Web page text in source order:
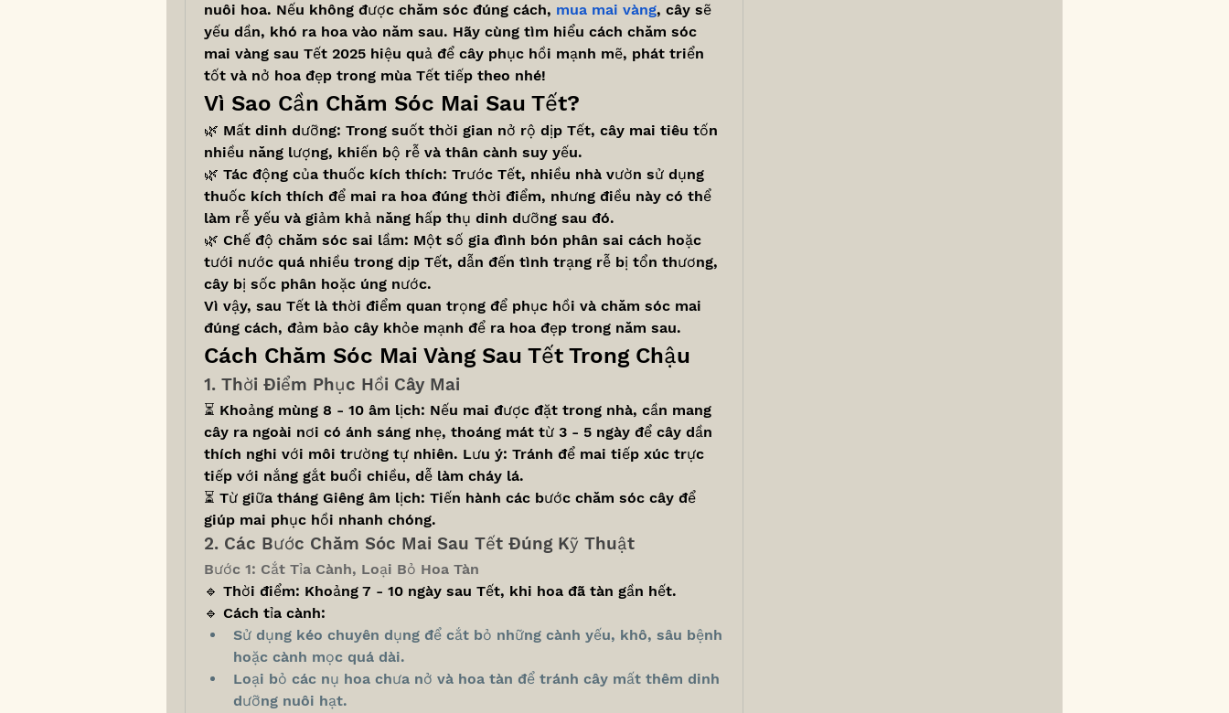
nuôi hoa. Nếu không được chăm sóc đúng cách, mua mai vàng, cây sẽ
yếu dần, khó ra hoa vào năm sau. Hãy cùng tìm hiểu cách chăm sóc
mai vàng sau Tết 2025 hiệu quả để cây phục hồi mạnh mẽ, phát triển
tốt và nở hoa đẹp trong mùa Tết tiếp theo nhé!
Vì Sao Cần Chăm Sóc Mai Sau Tết?
🌿 Mất dinh dưỡng: Trong suốt thời gian nở rộ dịp Tết, cây mai tiêu tốn
nhiều năng lượng, khiến bộ rễ và thân cành suy yếu.
🌿 Tác động của thuốc kích thích: Trước Tết, nhiều nhà vườn sử dụng
thuốc kích thích để mai ra hoa đúng thời điểm, nhưng điều này có thể
làm rễ yếu và giảm khả năng hấp thụ dinh dưỡng sau đó.
🌿 Chế độ chăm sóc sai lầm: Một số gia đình bón phân sai cách hoặc
tưới nước quá nhiều trong dịp Tết, dẫn đến tình trạng rễ bị tổn thương,
cây bị sốc phân hoặc úng nước.
Vì vậy, sau Tết là thời điểm quan trọng để phục hồi và chăm sóc mai
đúng cách, đảm bảo cây khỏe mạnh để ra hoa đẹp trong năm sau.
Cách Chăm Sóc Mai Vàng Sau Tết Trong Chậu
1. Thời Điểm Phục Hồi Cây Mai
⏳ Khoảng mùng 8 - 10 âm lịch: Nếu mai được đặt trong nhà, cần mang
cây ra ngoài nơi có ánh sáng nhẹ, thoáng mát từ 3 - 5 ngày để cây dần
thích nghi với môi trường tự nhiên. Lưu ý: Tránh để mai tiếp xúc trực
tiếp với nắng gắt buổi chiều, dễ làm cháy lá.
⏳ Từ giữa tháng Giêng âm lịch: Tiến hành các bước chăm sóc cây để
giúp mai phục hồi nhanh chóng.
2. Các Bước Chăm Sóc Mai Sau Tết Đúng Kỹ Thuật
Bước 1: Cắt Tỉa Cành, Loại Bỏ Hoa Tàn
🔹 Thời điểm: Khoảng 7 - 10 ngày sau Tết, khi hoa đã tàn gần hết.
🔹 Cách tỉa cành:
Sử dụng kéo chuyên dụng để cắt bỏ những cành yếu, khô, sâu bệnh
hoặc cành mọc quá dài.
Loại bỏ các nụ hoa chưa nở và hoa tàn để tránh cây mất thêm dinh
dưỡng nuôi hạt.